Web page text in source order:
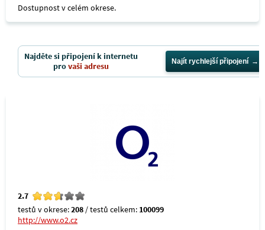
Dostupnost v celém okrese.
Najděte si připojení k internetu
provaši adresu Najít rychlejší připojení
2.7
testů v okrese:208 / testů celkem: 100099
http://www.o2.cz